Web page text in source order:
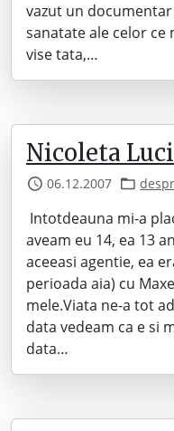
vazut un
sanatate ale celor ce
vise tata,…
Nicoleta
06.12.2007
Intotdeauna mi-a
aveam eu 14, ea 13
aceeasi agentie, ea
perioada aia) cu
mele.Viata ne-a tot
data vedeam ca e si
data…